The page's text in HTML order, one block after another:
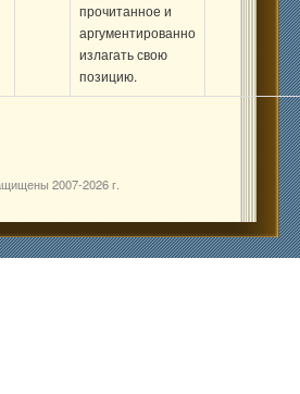
прочитанное и
аргументированно
излагать свою
позицию.
2007-2026 г.